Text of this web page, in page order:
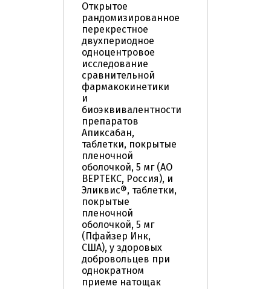
Открытое
рандомизированное
перекрестное
двухпериодное
одноцентровое
исследование
сравнительной
фармакокинетики
и
биоэквивалентности
препаратов
Апиксабан,
таблетки, покрытые
пленочной
оболочкой, 5 мг (АО
ВЕРТЕКС, Россия), и
Эликвис®, таблетки,
покрытые
пленочной
оболочкой, 5 мг
(Пфайзер Инк,
США), у здоровых
добровольцев при
однократном
приеме натощак